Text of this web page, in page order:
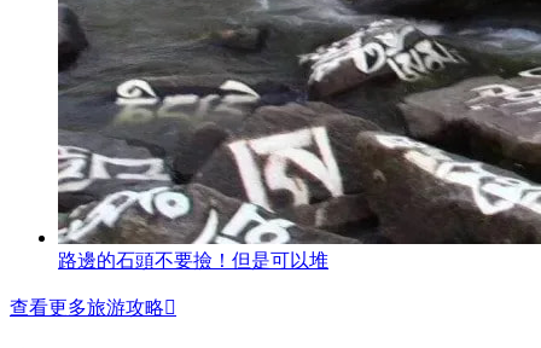
路邊的石頭不要撿！但是可以堆
查看更多旅游攻略